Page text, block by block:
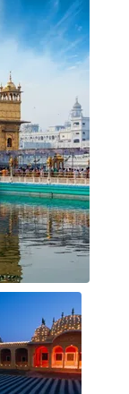
هند با نام
آسیا می باشد
های مهم این
پونه، کانپور،
پرجمعیت و
بزرگترین
شده است.
نزدیک به 14 میلیون نفر جمعیت دارد.
برای دریافت
کلیک کنید